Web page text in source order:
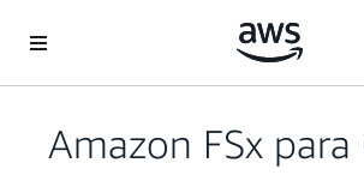
Amazon FSx para